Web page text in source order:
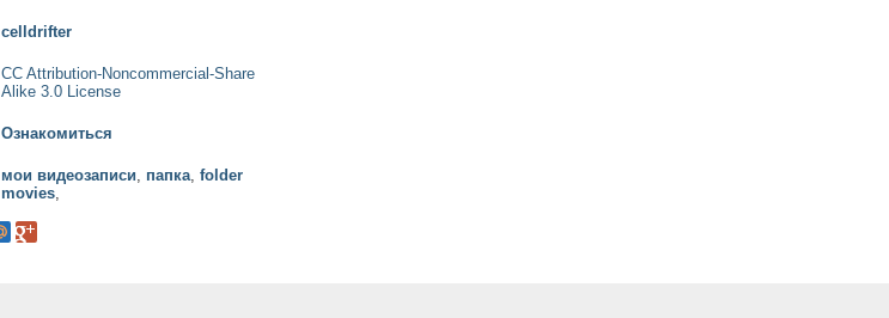
celldrifter
CC Attribution-Noncommercial-Share
Alike 3.0 License
Ознакомиться
мои видеозаписи, папка, folder
movies,